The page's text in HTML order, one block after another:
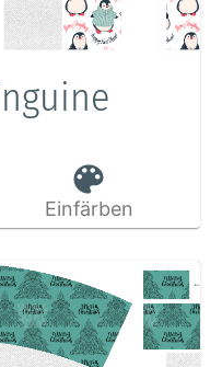
Einfärben